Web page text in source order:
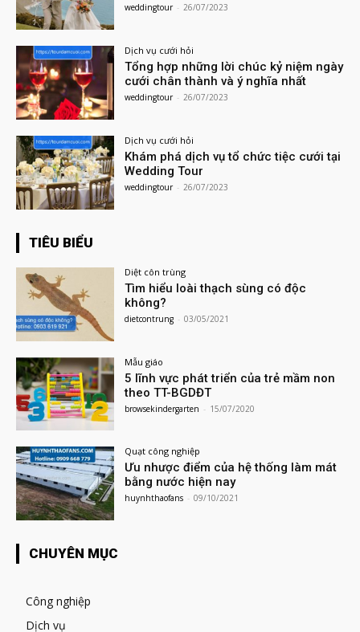
weddingtour - 26/07/2023
Dịch vụ cưới hỏi
Tổng hợp những lời chúc kỷ niệm ngày
cưới chân thành và ý nghĩa nhất
weddingtour - 26/07/2023
Dịch vụ cưới hỏi
Khám phá dịch vụ tổ chức tiệc cưới tại
Wedding Tour
weddingtour - 26/07/2023
TIÊU BIỂU
Diệt côn trùng
Tìm hiểu loài thạch sùng có độc
không?
dietcontrung - 03/05/2021
Mẫu giáo
5 lĩnh vực phát triển của trẻ mầm non
theo TT-BGDĐT
browsekindergarten - 15/07/2020
Quạt công nghiệp
Ưu nhược điểm của hệ thống làm mát
bằng nước hiện nay
huynhthaofans - 09/10/2021
CHUYÊN MỤC
Công nghiệp
Dịch vụ